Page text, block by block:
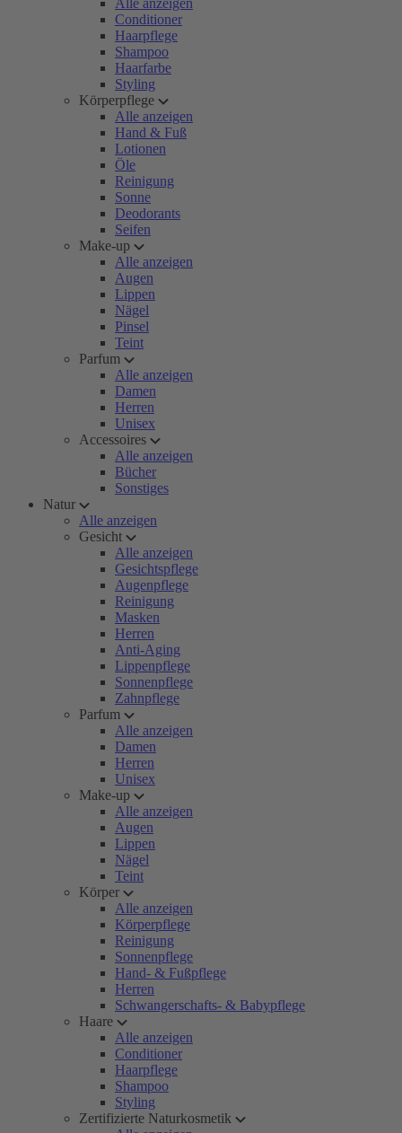
Alle anzeigen
Conditioner
Haarpflege
Shampoo
Haarfarbe
Styling
Körperpflege
Alle anzeigen
Hand & Fuß
Lotionen
Öle
Reinigung
Sonne
Deodorants
Seifen
Make-up
Alle anzeigen
Augen
Lippen
Nägel
Pinsel
Teint
Parfum
Alle anzeigen
Damen
Herren
Unisex
Accessoires
Alle anzeigen
Bücher
Sonstiges
Natur
Alle anzeigen
Gesicht
Alle anzeigen
Gesichtspflege
Augenpflege
Reinigung
Masken
Herren
Anti-Aging
Lippenpflege
Sonnenpflege
Zahnpflege
Parfum
Alle anzeigen
Damen
Herren
Unisex
Make-up
Alle anzeigen
Augen
Lippen
Nägel
Teint
Körper
Alle anzeigen
Körperpflege
Reinigung
Sonnenpflege
Hand- & Fußpflege
Herren
Schwangerschafts- & Babypflege
Haare
Alle anzeigen
Conditioner
Haarpflege
Shampoo
Styling
Zertifizierte Naturkosmetik